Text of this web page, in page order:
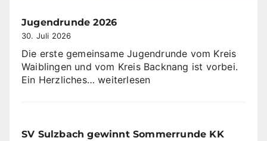
Jugendrunde 2026
30. Juli 2026
Die erste gemeinsame Jugendrunde vom Kreis
Waiblingen und vom Kreis Backnang ist vorbei.
Ein Herzliches…Jugendrunde
weiterlesen
SV Sulzbach gewinnt Sommerrunde KK